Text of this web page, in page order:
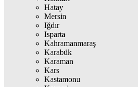
Hatay
Mersin
Iğdır
Isparta
Kahramanmaraş
Karabük
Karaman
Kars
Kastamonu